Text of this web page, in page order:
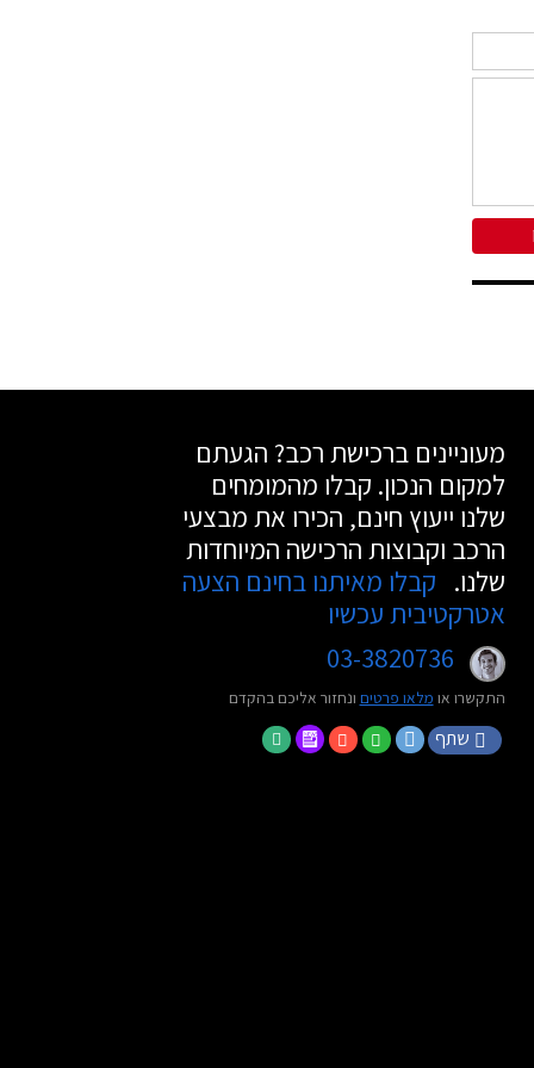
מעוניינים ברכישת רכב? הגעתם
למקום הנכון. קבלו מהמומחים
שלנו ייעוץ חינם, הכירו את מבצעי
הרכב וקבוצות הרכישה המיוחדות
שלנו. קבלו מאיתנו בחינם הצעה
אטרקטיבית עכשיו
03-3820736
התקשרו או מלאו פרטים ונחזור אליכם בהקדם
שתף